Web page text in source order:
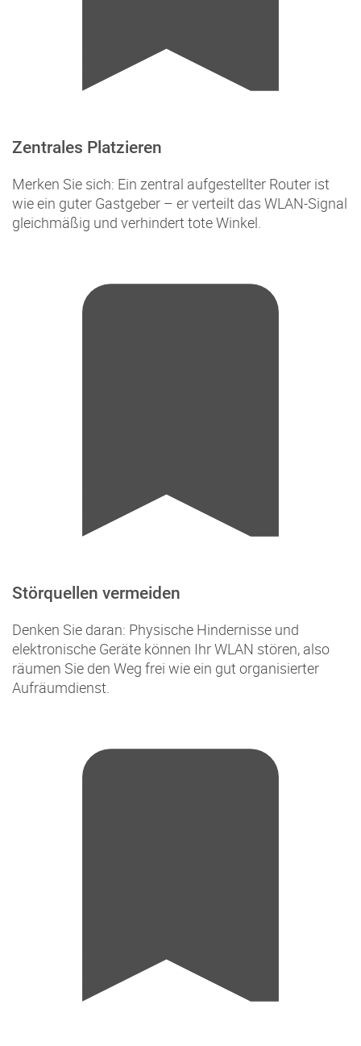
Zentrales Platzieren
Merken Sie sich: Ein zentral aufgestellter Router ist
wie ein guter Gastgeber – er verteilt das WLAN-Signal
gleichmäßig und verhindert tote Winkel.
Störquellen vermeiden
Denken Sie daran: Physische Hindernisse und
elektronische Geräte können Ihr WLAN stören, also
räumen Sie den Weg frei wie ein gut organisierter
Aufräumdienst.